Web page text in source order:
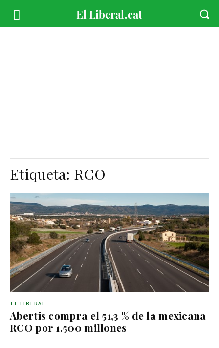
Etiqueta: RCO
Abertis compra el 51,3 % de la mexicana
RCO por 1.500 millones
EL LIBERAL